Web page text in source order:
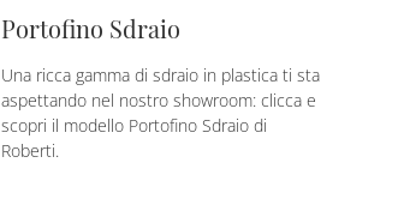
Portofino Sdraio
Una ricca gamma di sdraio in plastica ti sta
aspettando nel nostro showroom: clicca e
scopri il modello Portofino Sdraio di
Roberti.